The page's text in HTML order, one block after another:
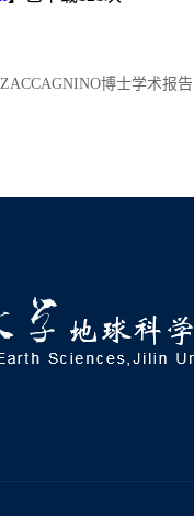
博士学术报告